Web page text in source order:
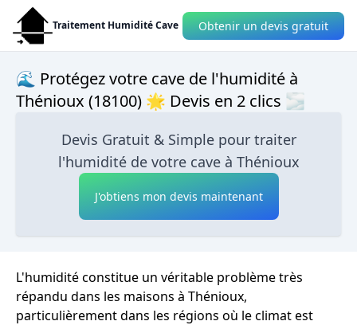
Traitement Humidité Cave Obtenir un devis gratuit
🌊 Protégez votre cave de l'humidité à
Thénioux (18100) 🌟 Devis en 2 clics 🌫
Devis Gratuit & Simple pour traiter
l'humidité de votre cave à Thénioux
J'obtiens mon devis maintenant
L'humidité constitue un véritable problème très
répandu dans les maisons à Thénioux,
particulièrement dans les régions où le climat est